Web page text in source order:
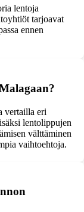
lentoja
tarjoavat
ennen
vertailla eri
lentolippujen
välttäminen
vaihtoehtoja.